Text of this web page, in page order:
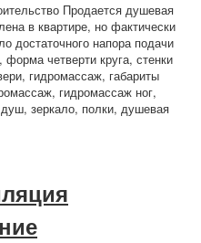
Продается душевая
в квартире, но фактически
достаточного напора подачи
четверти круга, стенки
гидромассаж, габариты
гидромассаж ног,
зеркало, полки, душевая